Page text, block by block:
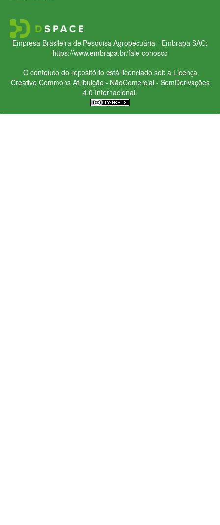
Empresa Brasileira de Pesquisa Agropecuária - Embrapa SAC:
https://www.embrapa.br/fale-conosco
O conteúdo do repositório está licenciado sob a Licença
Creative CommonsAtribuição - NãoComercial - SemDerivações
4.0 Internacional.